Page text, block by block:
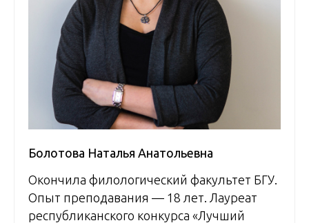
Болотова Наталья Анатольевна
Окончила филологический факультет БГУ.
Опыт преподавания — 18 лет. Лауреат
республиканского конкурса «Лучший